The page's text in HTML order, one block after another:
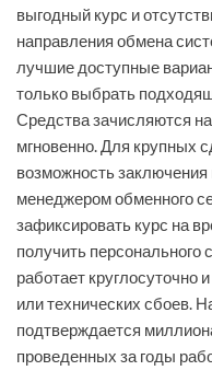
выгодный курс и
направления обмена
лучшие доступные
только выбрать
Средства зачисляются
мгновенно. Для крупных
возможность заключения
менеджером обменного
зафиксировать курс на
получить
работает круглосуточно
или технических сбоев.
подтверждается
проведенных за годы